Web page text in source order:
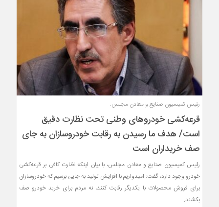
رئیس کمیسیون صنایع و معادن مجلس:
قرعه‌کشی خودروهای وطنی تحت نظارت دقیق
است/ هدف ما رسیدن به رقابت خودروسازان به جای
صف خریداران است
رئیس کمیسیون صنایع و معادن مجلس، با بیان اینکه نظارت کافی بر قرعه‌کشی
خودرو وجود دارد، گفت: امیدواریم با افزایش تولید به جایی برسیم که خودروسازان
برای فروش محصولات با یکدیگر رقابت کنند، نه مردم برای خرید خودرو صف
بکشند.